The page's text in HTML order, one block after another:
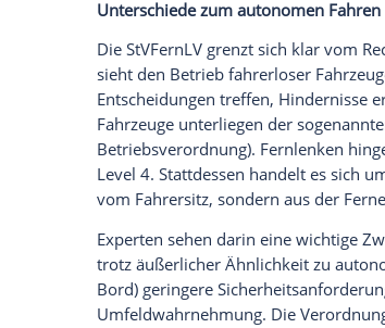
Verkehrsregeln halten.
täglicher Kontrolle und
Störungen muss das
Ein Fernfahrer darf immer
mehrereFahrzeugeparallel
vollständigen
Zwischenfall wären
Erste Pilotprojektebereits im
Bereits vor Inkrafttreten der